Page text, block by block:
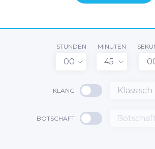
STUNDEN
00
MINUTEN
45
KLANG Klassisch
BOTSCHAFT